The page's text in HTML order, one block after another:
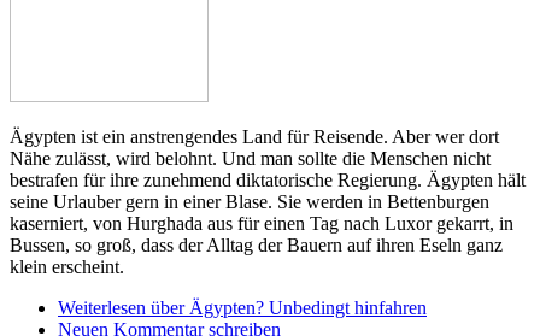
Ägypten ist ein anstrengendes Land für Reisende. Aber wer dort
Nähe zulässt, wird belohnt. Und man sollte die Menschen nicht
bestrafen für ihre zunehmend diktatorische Regierung. Ägypten hält
seine Urlauber gern in einer Blase. Sie werden in Bettenburgen
kaserniert, von Hurghada aus für einen Tag nach Luxor gekarrt, in
Bussen, so groß, dass der Alltag der Bauern auf ihren Eseln ganz
klein erscheint.
Weiterlesen über Ägypten? Unbedingt hinfahren
Neuen Kommentar schreiben